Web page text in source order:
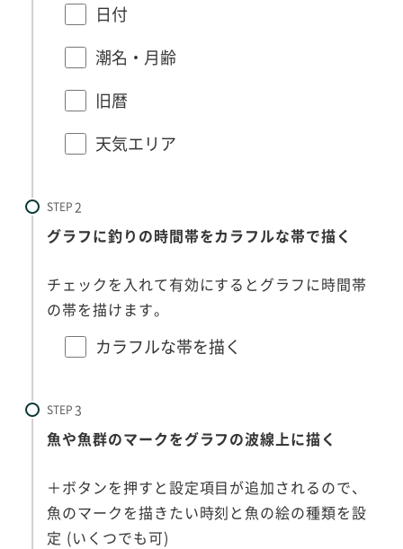
日付
潮名・月齢
旧暦
天気エリア
STEP
グラフに釣りの時間帯をカラフルな帯で描く
チェックを入れて有効にするとグラフに時間帯
の帯を描けます。
カラフルな帯を描く
STEP
魚や魚群のマークをグラフの波線上に描く
＋ボタンを押すと設定項目が追加されるので、
魚のマークを描きたい時刻と魚の絵の種類を設
定 (いくつでも可)